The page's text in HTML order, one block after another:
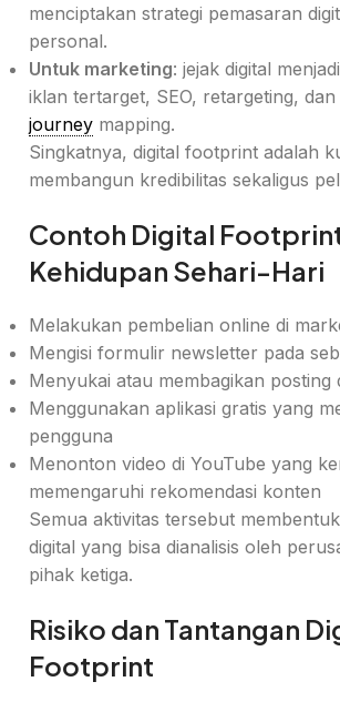
menciptakan strategi pemasaran
personal.
Untuk marketing: jejak digital
iklan tertarget, SEO, retargeting, dan
journey mapping.
Singkatnya, digital footprint adalah
membangun kredibilitas sekaligus
Contoh Digital
Kehidupan Sehari-Hari
Melakukan pembelian online di
Mengisi formulir newsletter pada
Menyukai atau membagikan posting
Menggunakan aplikasi gratis yang
pengguna
Menonton video di YouTube yang
memengaruhi rekomendasi konten
Semua aktivitas tersebut
digital yang bisa dianalisis oleh
pihak ketiga.
Risiko dan Tantangan
Footprint